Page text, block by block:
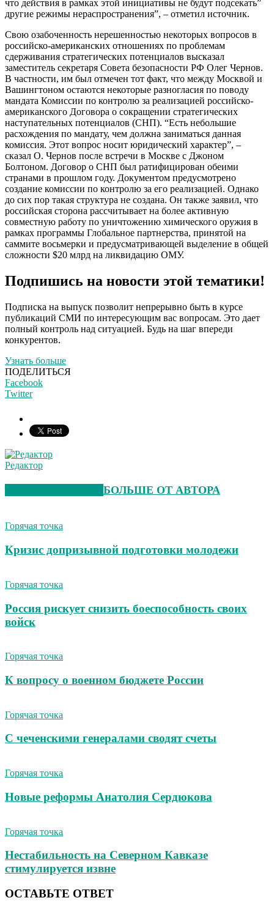
что действия в рамках этой инициативы не будут подсекать”
другие режимы нераспространения”, – отметил источник.
Свою озабоченность нерешенностью некоторых вопросов в
российско-американских отношениях по проблемам
сдерживания стратегических потенциалов высказал
заместитель секретаря Совета безопасности РФ Олег Чернов.
В частности, им был отмечен тот факт, что между Москвой и
Вашингтоном остаются некоторые разногласия по поводу
мандата Комиссии по контролю за реализацией российско-
американского Договора о сокращении стратегических
наступательных потенциалов (СНП). “Есть небольшие
расхождения по мандату, чем должна заниматься данная
комиссия. Этот вопрос носит юридический характер”, –
сказал О. Чернов после встречи в Москве с Джоном
Болтоном. Договор о СНП был ратифицирован обеими
странами в прошлом году. Документом предусмотрено
создание комиссии по контролю за его реализацией. Однако
до сих пор такая структура не создана. Он также заявил, что
российская сторона рассчитывает на более активную
совместную работу по уничтожению химического оружия в
рамках программы Глобальное партнерства, принятой на
саммите восьмерки и предусматривающей выделение в общей
сложности $20 млрд на ликвидацию ОМУ.
Подпишись на новости этой тематики!
Подписка на выпуск позволит непрерывно быть в курсе
публикаций СМИ по интересующим вас вопросам. Это дает
полный контроль над ситуацией. Будь на шаг впереди
конкурентов.
Узнать больше
ПОДЕЛИТЬСЯ
Facebook
Twitter
Редактор
БОЛЬШЕ ОТ АВТОРА
Горячая точка
Кризис допризывной подготовки молодежи
Горячая точка
Россия рискует снизить боеспособность своих
войск
Горячая точка
К вопросу о военном бюджете России
Горячая точка
С чеченскими генералами сводят счеты
Горячая точка
Новые реформы Анатолия Сердюкова
Горячая точка
Нестабильность на Северном Кавказе
стимулируется извне
ОСТАВЬТЕ ОТВЕТ